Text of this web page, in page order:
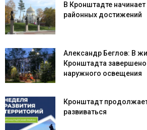
В Кронштадте
районных достижений
Александр Беглов: В
Кронштадта
наружного освещения
Кронштадт
развиваться